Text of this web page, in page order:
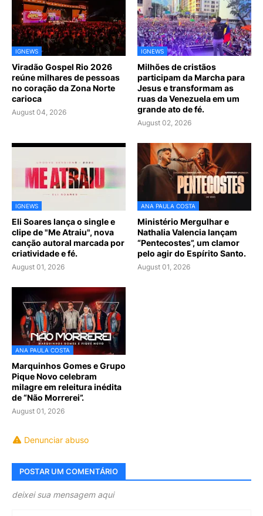
IGNEWS
Viradão Gospel Rio 2026
reúne milhares de pessoas
no coração da Zona Norte
carioca
August 04, 2026
IGNEWS
Milhões de cristãos
participam da Marcha para
Jesus e transformam as
ruas da Venezuela em um
grande ato de fé.
August 02, 2026
IGNEWS
Eli Soares lança o single e
clipe de "Me Atraiu", nova
canção autoral marcada por
criatividade e fé.
August 01, 2026
ANA PAULA COSTA
Ministério Mergulhar e
Nathalia Valencia lançam
“Pentecostes”, um clamor
pelo agir do Espírito Santo.
August 01, 2026
ANA PAULA COSTA
Marquinhos Gomes e Grupo
Pique Novo celebram
milagre em releitura inédita
de “Não Morrerei”.
August 01, 2026
Denunciar abuso
POSTAR UM COMENTÁRIO
deixei sua mensagem aqui